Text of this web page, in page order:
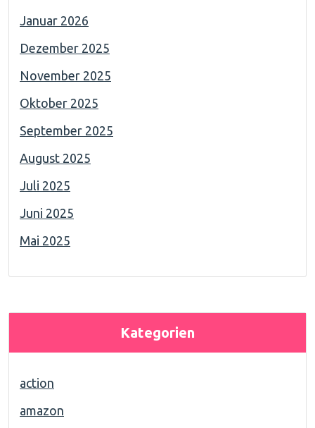
Januar 2026
Dezember 2025
November 2025
Oktober 2025
September 2025
August 2025
Juli 2025
Juni 2025
Mai 2025
Kategorien
action
amazon